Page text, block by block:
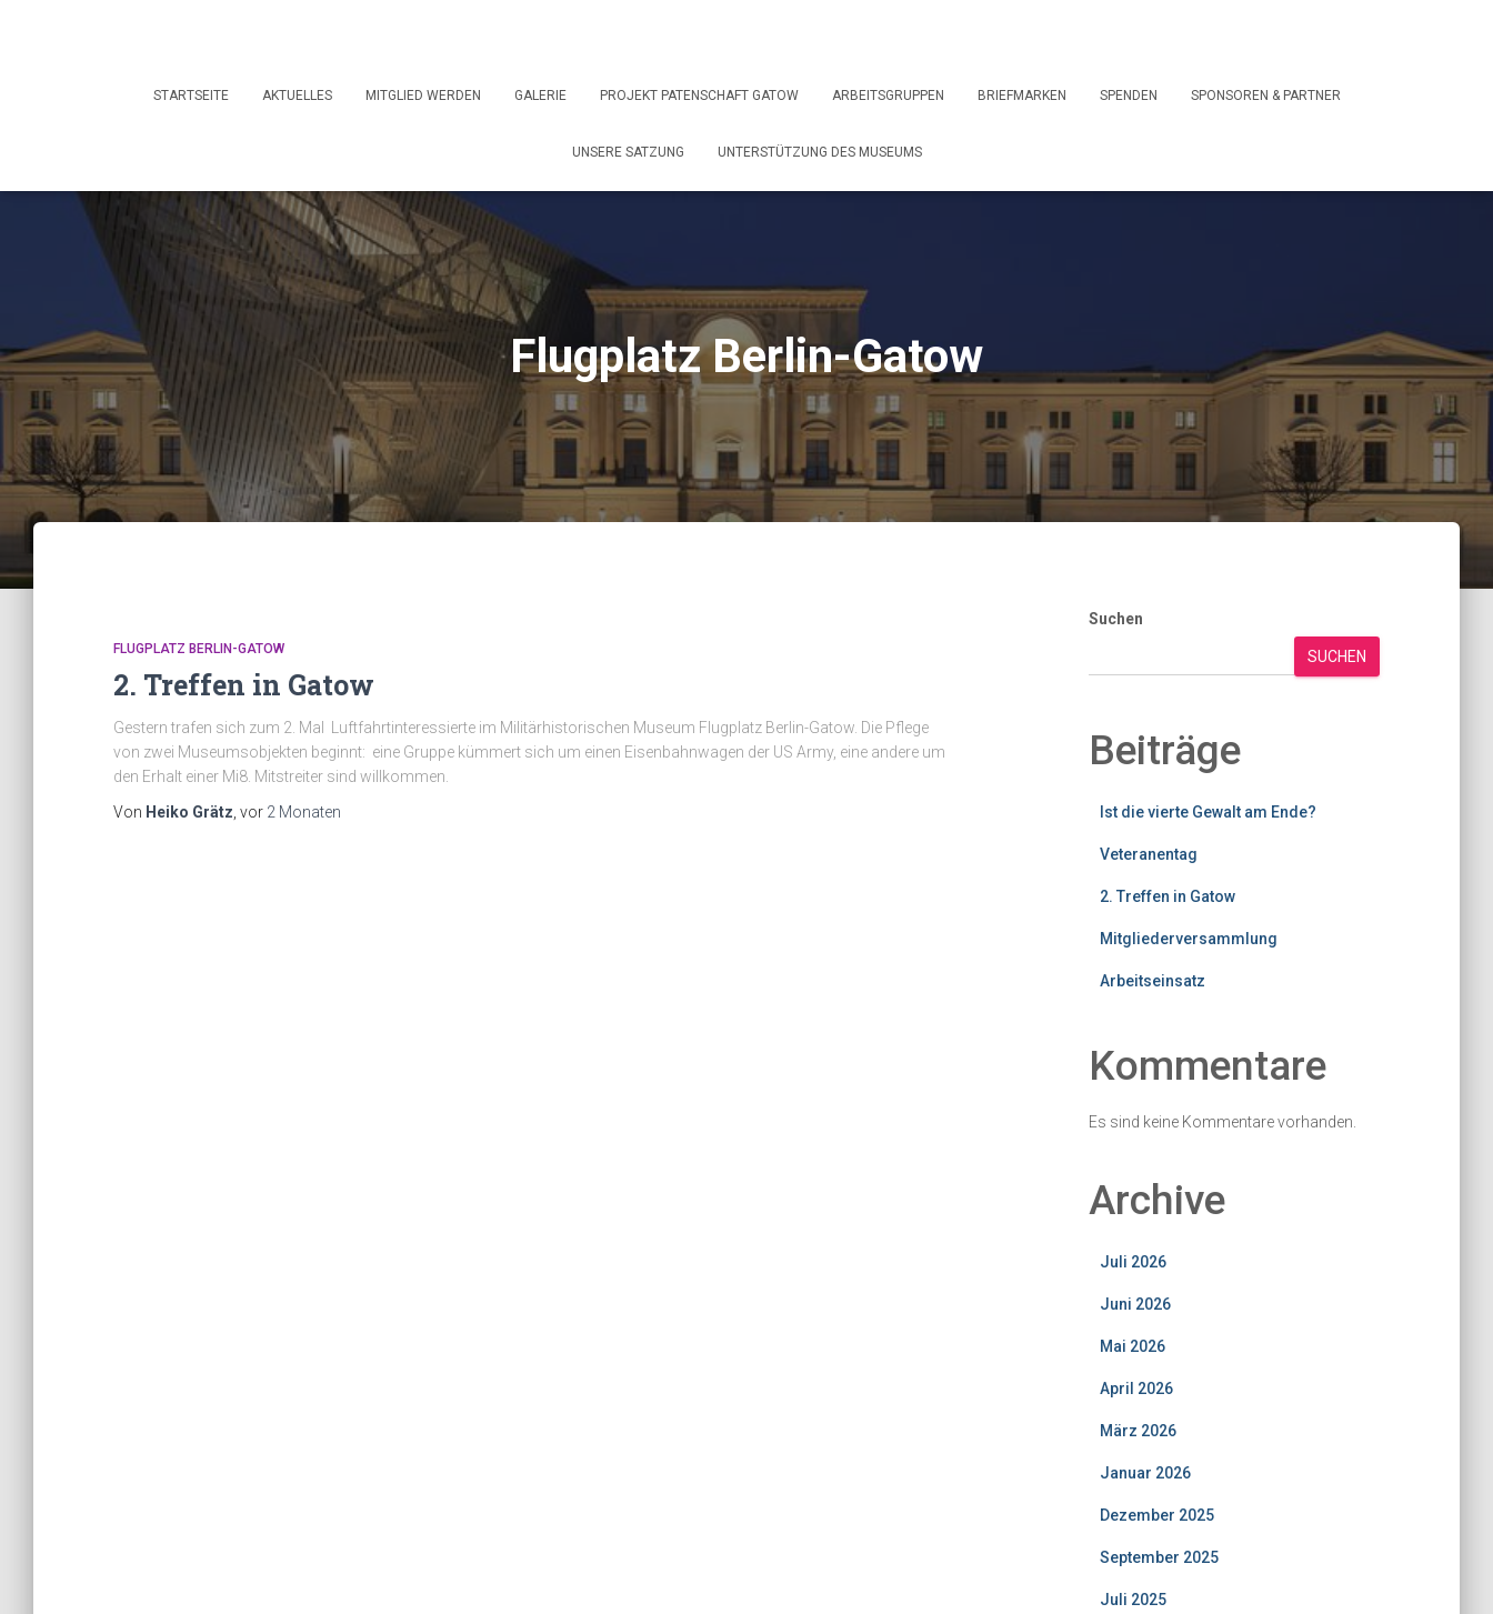
STARTSEITE AKTUELLES MITGLIED WERDEN GALERIE PROJEKT PATENSCHAFT GATOW ARBEITSGRUPPEN BRIEFMARKEN SPENDEN SPONSOREN & PARTNER
UNSERE SATZUNG UNTERSTÜTZUNG DES MUSEUMS
Flugplatz Berlin-Gatow
FLUGPLATZ BERLIN-GATOW
2. Treffen in Gatow
Gestern trafen sich zum 2. Mal Luftfahrtinteressierte im Militärhistorischen Museum Flugplatz Berlin-Gatow. Die Pflege
von zwei Museumsobjekten beginnt: eine Gruppe kümmert sich um einen Eisenbahnwagen der US Army, eine andere um
den Erhalt einer Mi8. Mitstreiter sind willkommen.
Von Heiko Grätz , vor 2 Monaten
Suchen
SUCHEN
Beiträge
Ist die vierte Gewalt am Ende?
Veteranentag
2. Treffen in Gatow
Mitgliederversammlung
Arbeitseinsatz
Kommentare
Es sind keine Kommentare vorhanden.
Archive
Juli 2026
Juni 2026
Mai 2026
April 2026
März 2026
Januar 2026
Dezember 2025
September 2025
Juli 2025